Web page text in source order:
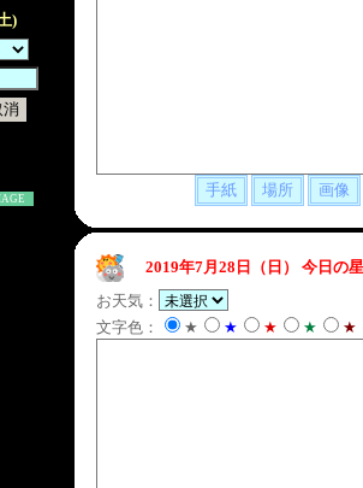
)
2019年7月28日（日）
今日の
お天気：
文字色：
★ ★ ★ ★ ★